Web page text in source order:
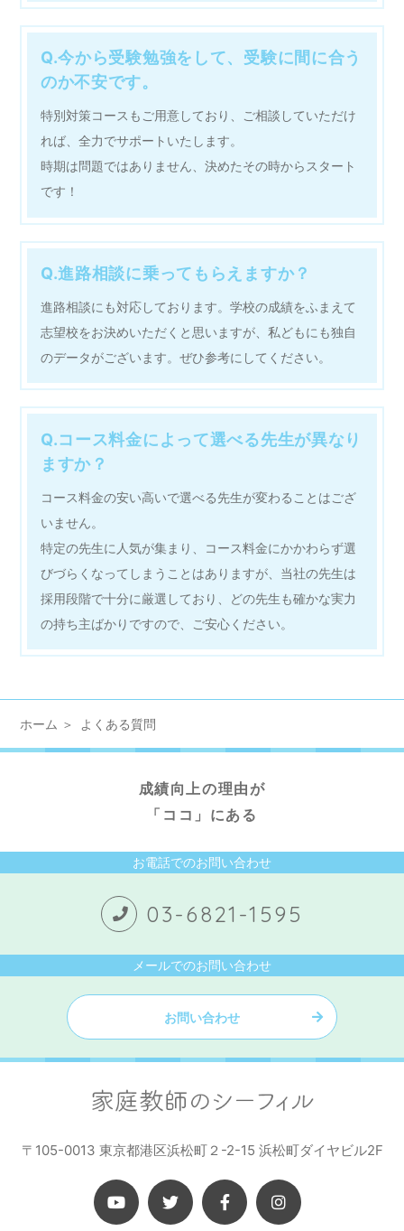
Q.今から受験勉強をして、受験に間に合う
のか不安です。
特別対策コースもご用意しており、ご相談していただけ
れば、全力でサポートいたします。
時期は問題ではありません、決めたその時からスタート
です！
Q.進路相談に乗ってもらえますか？
進路相談にも対応しております。学校の成績をふまえて
志望校をお決めいただくと思いますが、私どもにも独自
のデータがございます。ぜひ参考にしてください。
Q.コース料金によって選べる先生が異なり
ますか？
コース料金の安い高いで選べる先生が変わることはござ
いません。
特定の先生に人気が集まり、コース料金にかかわらず選
びづらくなってしまうことはありますが、当社の先生は
採用段階で十分に厳選しており、どの先生も確かな実力
の持ち主ばかりですので、ご安心ください。
ホーム よくある質問
成績向上の理由が
「ココ」にある
お電話でのお問い合わせ
03-6821-1595
メールでのお問い合わせ
お問い合わせ
〒105-0013 東京都港区浜松町２-2-15 浜松町ダイヤビル2F